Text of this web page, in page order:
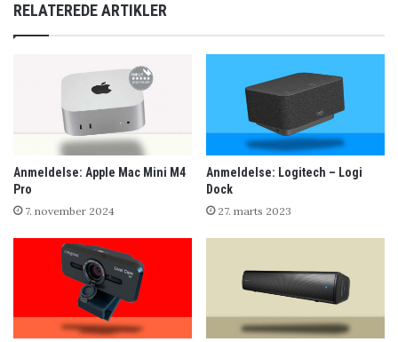
RELATEREDE ARTIKLER
Anmeldelse: Apple Mac Mini M4
Pro
7. november 2024
Anmeldelse: Logitech – Logi
Dock
27. marts 2023